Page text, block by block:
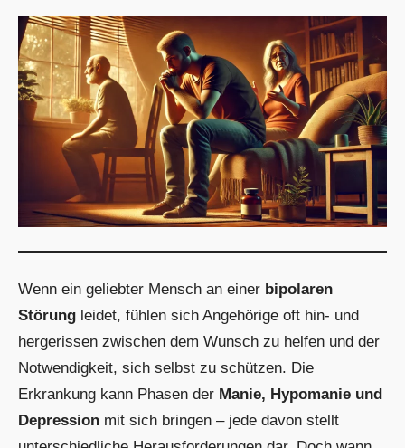
Wenn ein geliebter Mensch an einer bipolaren
Störung leidet, fühlen sich Angehörige oft hin- und
hergerissen zwischen dem Wunsch zu helfen und der
Notwendigkeit, sich selbst zu schützen. Die
Erkrankung kann Phasen der Manie, Hypomanie und
Depression mit sich bringen – jede davon stellt